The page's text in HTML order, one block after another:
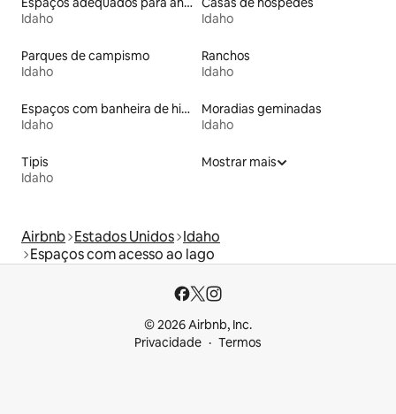
Idaho
Idaho
Parques de campismo
Idaho
Ranchos
Idaho
Espaços com banheira de hidromassagem
Idaho
Moradias geminadas
Idaho
Tipis
Idaho
Mostrar mais
Airbnb Estados Unidos Idaho
Espaços com acesso ao lago
© 2026 Airbnb, Inc.
Privacidade
Termos